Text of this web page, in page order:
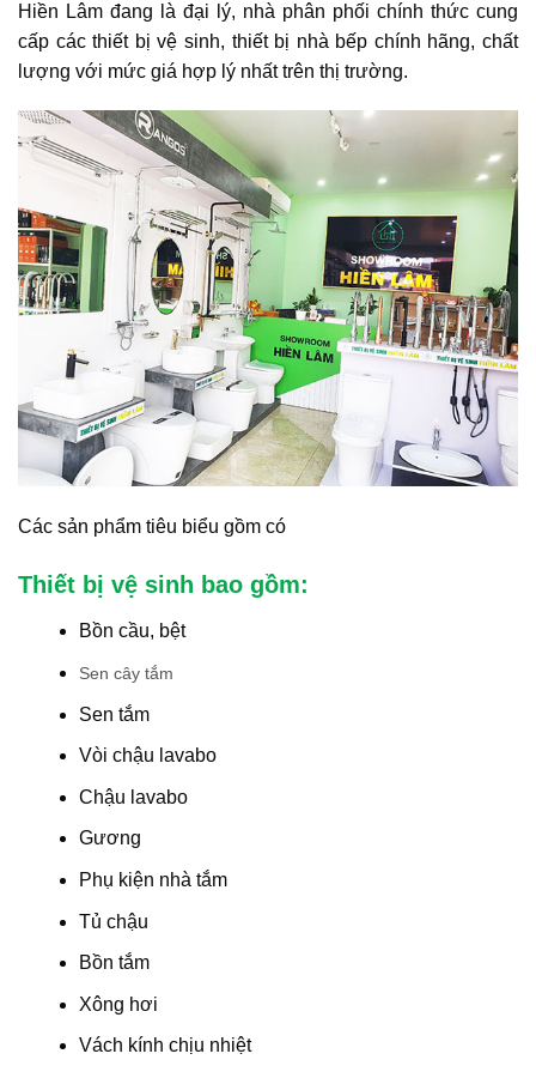
Hiền Lâm đang là đại lý, nhà phân phối chính thức cung
cấp các thiết bị vệ sinh, thiết bị nhà bếp chính hãng, chất
lượng với mức giá hợp lý nhất trên thị trường.
Các sản phẩm tiêu biểu gồm có
Thiết bị vệ sinh bao gồm:
Bồn cầu, bệt
Sen cây tắm
Sen tắm
Vòi chậu lavabo
Chậu lavabo
Gương
Phụ kiện nhà tắm
Tủ chậu
Bồn tắm
Xông hơi
Vách kính chịu nhiệt